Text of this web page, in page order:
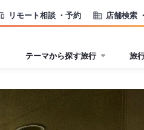
リモート相談 ・予約 店舗検索
テーマから探す旅行 旅